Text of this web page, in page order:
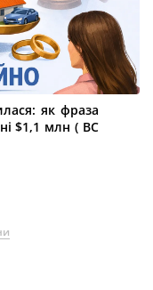
як фраза
$1,1 млн ( ВС